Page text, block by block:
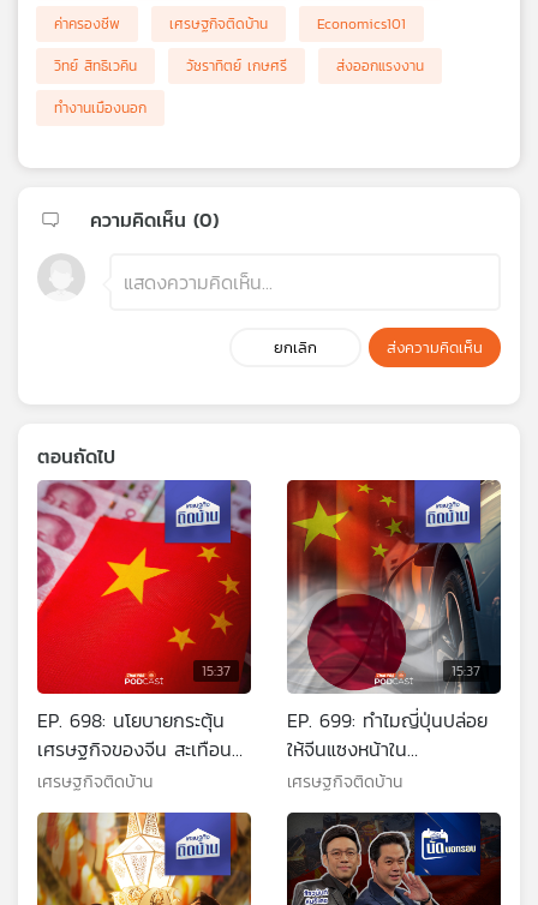
ค่าครองชีพ
เศรษฐกิจติดบ้าน
Economics101
วิทย์ สิทธิเวคิน
วัชราทิตย์ เกษศรี
ส่งออกแรงงาน
ทำงานเมืองนอก
ความคิดเห็น (0)
ยกเลิก ส่งความคิดเห็น
ตอนถัดไป
15:37
EP. 698: นโยบายกระตุ้น
เศรษฐกิจของจีน สะเทือน
สะท้อนถึงเศรษฐกิจไทย
เศรษฐกิจติดบ้าน
15:37
EP. 699: ทำไมญี่ปุ่นปล่อย
ให้จีนแซงหน้าใน
อุตสาหกรรมรถยนต์ EV
เศรษฐกิจติดบ้าน